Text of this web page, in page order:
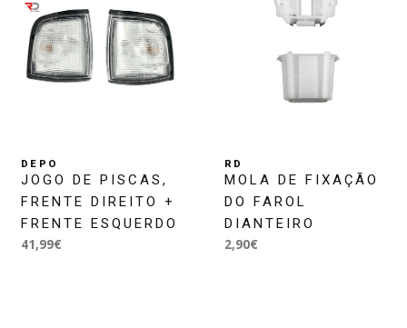
DEPO
JOGO DE PISCAS,
FRENTE DIREITO +
FRENTE ESQUERDO
41,99€
RD
MOLA DE FIXAÇÃO
DO FAROL
DIANTEIRO
2,90€